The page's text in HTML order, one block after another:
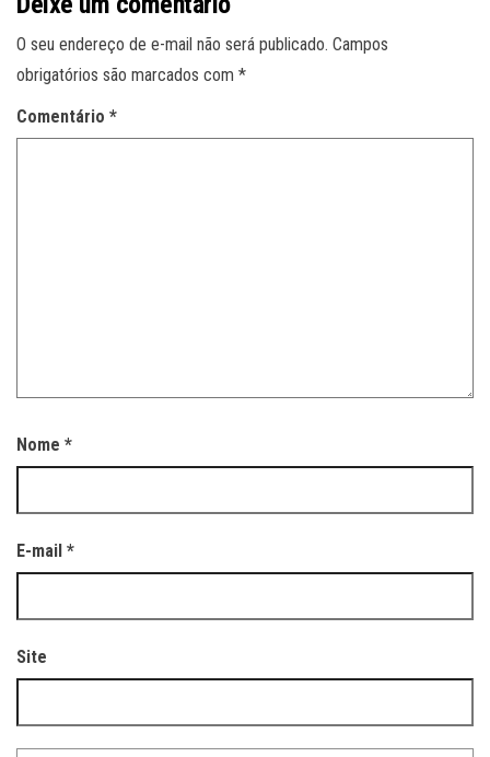
O seu endereço de e-mail não será publicado. Campos
obrigatórios são marcados com *
Comentário *
Nome *
E-mail *
Site